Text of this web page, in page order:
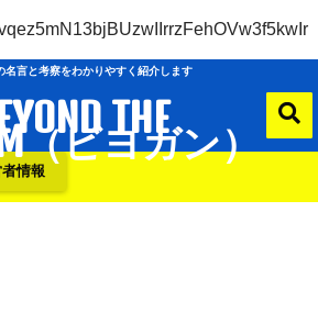
名言と考察をわかりやすく紹介します
THE
（ビヨガン）
情報